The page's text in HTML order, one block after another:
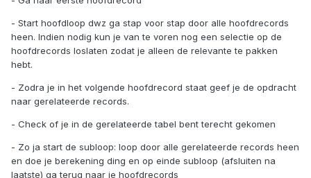
- Start hoofdloop dwz ga stap voor stap door alle hoofdrecords
heen. Indien nodig kun je van te voren nog een selectie op de
hoofdrecords loslaten zodat je alleen de relevante te pakken
hebt.
- Zodra je in het volgende hoofdrecord staat geef je de opdracht
naar gerelateerde records.
- Check of je in de gerelateerde tabel bent terecht gekomen
- Zo ja start de subloop: loop door alle gerelateerde records heen
en doe je berekening ding en op einde subloop (afsluiten na
laatste) ga terug naar je hoofdrecords